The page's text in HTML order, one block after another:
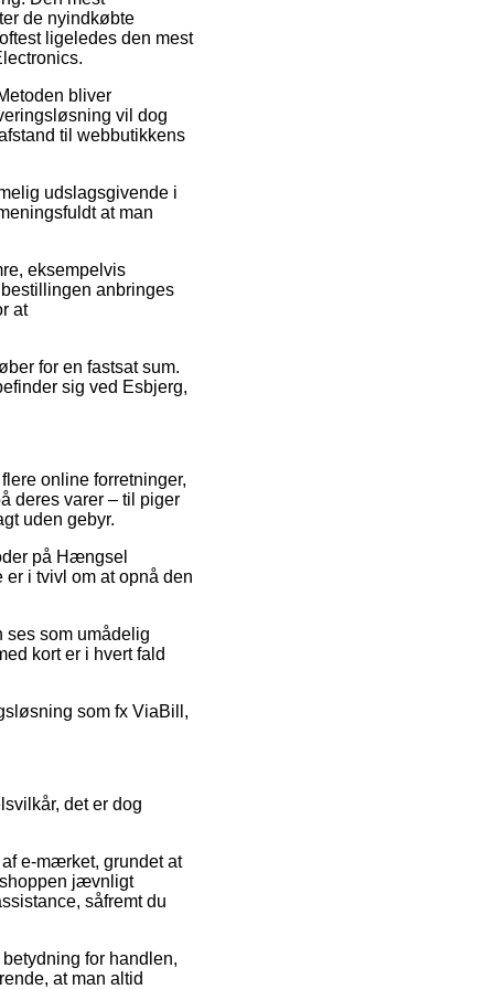
de nyindkøbte
ligeledes den mest
bliver
vil dog
til webbutikkens
udslagsgivende i
at man
eksempelvis
anbringes
at
for en fastsat sum.
sig ved Esbjerg,
online forretninger,
deres varer – til piger
uden gebyr.
på Hængsel
i tvivl om at opnå den
ses som umådelig
kort er i hvert fald
som fx ViaBill,
det er dog
e-mærket, grundet at
jævnligt
såfremt du
for handlen,
at man altid